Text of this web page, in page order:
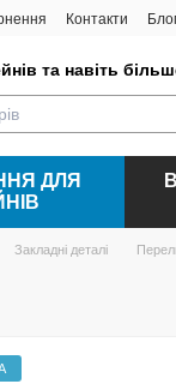
Контакти
та навіть
ДЛЯ
Закладні деталі